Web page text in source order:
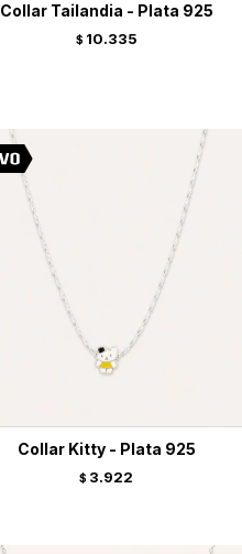
Collar Tailandia - Plata 925
$ 10.335
Collar Kitty - Plata 925
$ 3.922